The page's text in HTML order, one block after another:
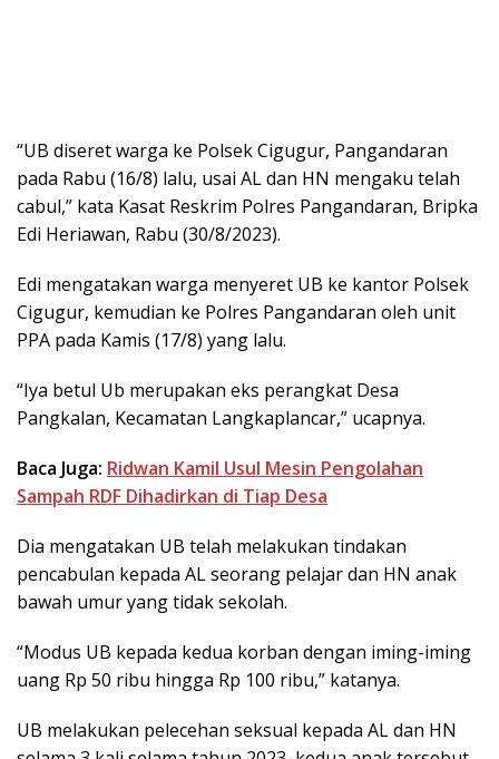
“UB diseret warga ke Polsek Cigugur, Pangandaran
pada Rabu (16/8) lalu, usai AL dan HN mengaku telah
cabul,” kata Kasat Reskrim Polres Pangandaran, Bripka
Edi Heriawan, Rabu (30/8/2023).
Edi mengatakan warga menyeret UB ke kantor Polsek
Cigugur, kemudian ke Polres Pangandaran oleh unit
PPA pada Kamis (17/8) yang lalu.
“Iya betul Ub merupakan eks perangkat Desa
Pangkalan, Kecamatan Langkaplancar,” ucapnya.
Baca Juga: Ridwan Kamil Usul Mesin Pengolahan
Sampah RDF Dihadirkan di Tiap Desa
Dia mengatakan UB telah melakukan tindakan
pencabulan kepada AL seorang pelajar dan HN anak
bawah umur yang tidak sekolah.
“Modus UB kepada kedua korban dengan iming-iming
uang Rp 50 ribu hingga Rp 100 ribu,” katanya.
UB melakukan pelecehan seksual kepada AL dan HN